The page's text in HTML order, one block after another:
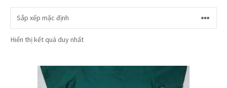
Hiển thị kết quả duy nhất